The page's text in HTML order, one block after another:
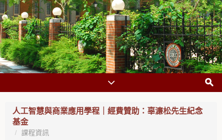
人工智慧與商業應用學程｜經費贊助：辜濓松先生紀念
基金
課程資訊